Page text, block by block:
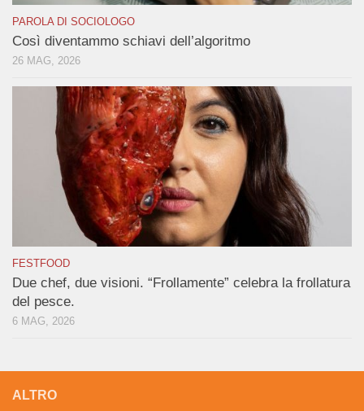
PAROLA DI SOCIOLOGO
Così diventammo schiavi dell’algoritmo
26 MAG, 2026
FESTFOOD
Due chef, due visioni. “Frollamente” celebra la frollatura
del pesce.
6 MAG, 2026
ALTRO